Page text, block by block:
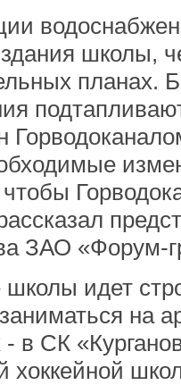
школы,
планах.
ЗАО «Форум-
идет
на
- в СК
хоккейной